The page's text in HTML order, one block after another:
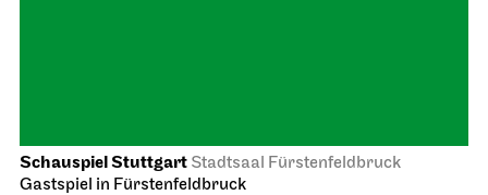
Schauspiel Stuttgart Stadtsaal Fürstenfeldbruck
Gastspiel in Fürstenfeldbruck